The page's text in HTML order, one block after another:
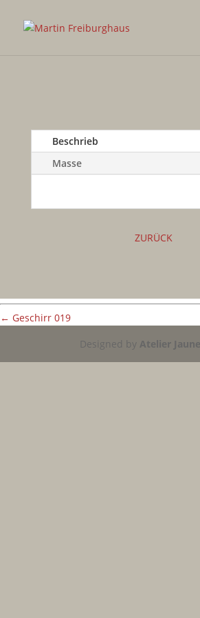
Beschrieb
Masse
ZURÜCK
← Geschirr 019
Designed by Atelier